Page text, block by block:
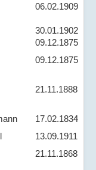
06.02.1909
30.01.1902
09.12.1875
09.12.1875
21.11.1888
17.02.1834
13.09.1911
21.11.1868